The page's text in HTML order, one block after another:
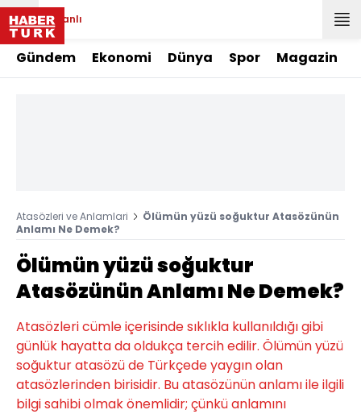
Canlı
Gündem Ekonomi Dünya Spor Magazin
Atasözleri ve Anlamlari
Ölümün yüzü soğuktur Atasözünün
Anlamı Ne Demek?
Ölümün yüzü soğuktur
Atasözünün Anlamı Ne Demek?
Atasözleri cümle içerisinde sıklıkla kullanıldığı gibi
günlük hayatta da oldukça tercih edilir. Ölümün yüzü
soğuktur atasözü de Türkçede yaygın olan
atasözlerinden birisidir. Bu atasözünün anlamı ile ilgili
bilgi sahibi olmak önemlidir; çünkü anlamını